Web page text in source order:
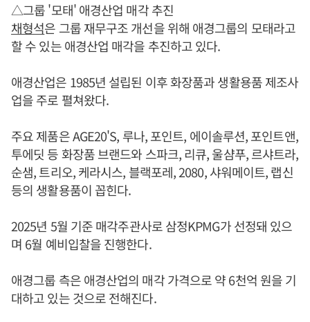
△그룹 '모태' 애경산업 매각 추진
채형석은 그룹 재무구조 개선을 위해 애경그룹의 모태라고
할 수 있는 애경산업 매각을 추진하고 있다.
애경산업은 1985년 설립된 이후 화장품과 생활용품 제조사
업을 주로 펼쳐왔다.
주요 제품은 AGE20'S, 루나, 포인트, 에이솔루션, 포인트앤,
투에딧 등 화장품 브랜드와 스파크, 리큐, 울샴푸, 르샤트라,
순샘, 트리오, 케라시스, 블랙포레, 2080, 샤워메이트, 랩신
등의 생활용품이 꼽힌다.
2025년 5월 기준 매각주관사로 삼정KPMG가 선정돼 있으
며 6월 예비입찰을 진행한다.
애경그룹 측은 애경산업의 매각 가격으로 약 6천억 원을 기
대하고 있는 것으로 전해진다.